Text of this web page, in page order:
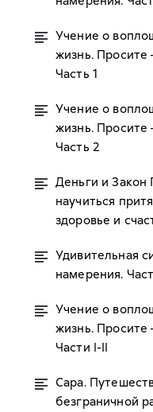
Учение о
жизнь. Просите
Часть 1
Учение о
жизнь. Просите
Часть 2
Деньги и Закон
научиться
здоровье и
Удивительная
намерения.
Учение о
жизнь. Просите
Части I-II
Сара.
безграничной